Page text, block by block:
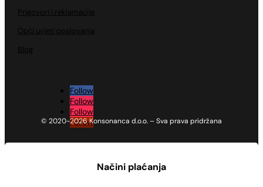
Prigovori i reklamacije
Opći uvjeti poslovanja
Blog
Follow
Follow
Follow
Follow
© 2020-2026 Konsonanca d.o.o. – Sva prava pridržana
Načini plaćanja